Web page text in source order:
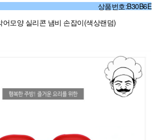
상품번호:B30B6E
어모양 실리콘 냄비 손잡이(색상랜덤)